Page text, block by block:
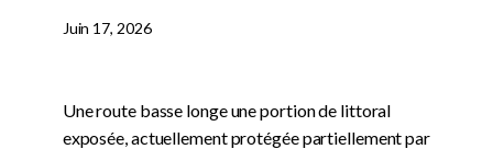
Juin 17, 2026
Une route basse longe une portion de littoral
exposée, actuellement protégée partiellement par